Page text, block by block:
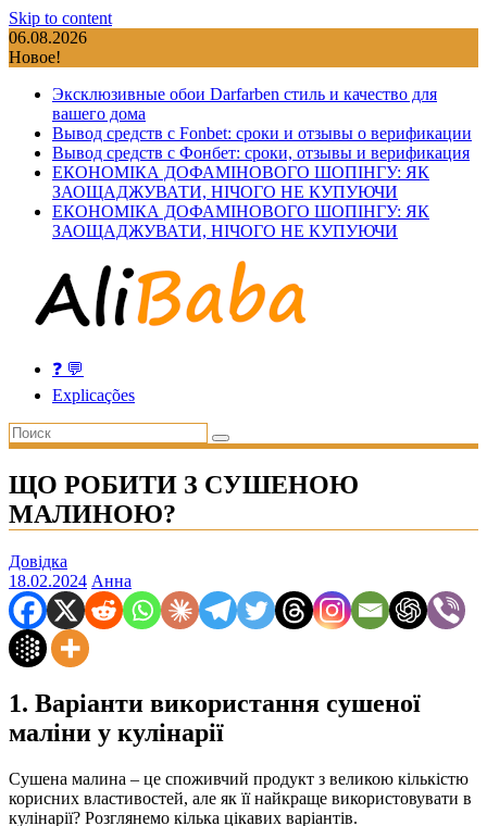
Skip to content
06.08.2026
Новое!
Эксклюзивные обои Darfarben стиль и качество для
вашего дома
Вывод средств с Fonbet: сроки и отзывы о верификации
Вывод средств с Фонбет: сроки, отзывы и верификация
ЕКОНОМІКА ДОФАМІНОВОГО ШОПІНГУ: ЯК
ЗАОЩАДЖУВАТИ, НІЧОГО НЕ КУПУЮЧИ
ЕКОНОМІКА ДОФАМІНОВОГО ШОПІНГУ: ЯК
ЗАОЩАДЖУВАТИ, НІЧОГО НЕ КУПУЮЧИ
❓ 💬
Explicações
ЩО РОБИТИ З СУШЕНОЮ
МАЛИНОЮ?
Довідка
18.02.2024 Анна
1. Варіанти використання сушеної
маліни у кулінарії
Сушена малина – це споживчий продукт з великою кількістю
корисних властивостей, але як її найкраще використовувати в
кулінарії? Розглянемо кілька цікавих варіантів.